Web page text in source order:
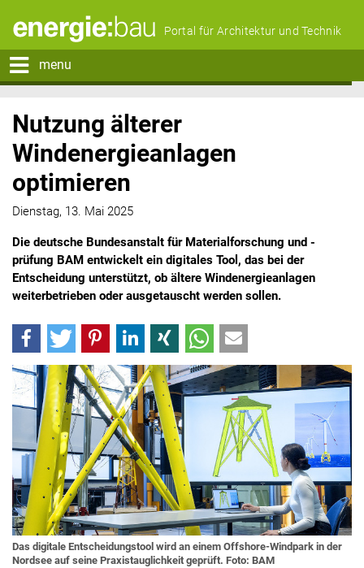
Portal für Architektur und Technik
menu
Nutzung älterer
Windenergieanlagen
optimieren
Dienstag, 13. Mai 2025
Die deutsche Bundesanstalt für Materialforschung und -
prüfung BAM entwickelt ein digitales Tool, das bei der
Entscheidung unterstützt, ob ältere Windenergieanlagen
weiterbetrieben oder ausgetauscht werden sollen.
Das digitale Entscheidungstool wird an einem Offshore-Windpark in der
Nordsee auf seine Praxistauglichkeit geprüft. Foto: BAM